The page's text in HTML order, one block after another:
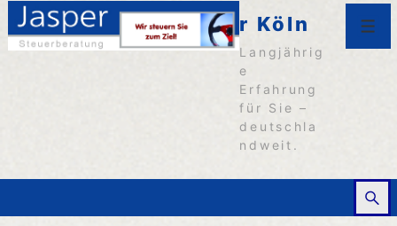
r Köln
Langjährig
e
Erfahrung
für Sie –
deutschla
ndweit.